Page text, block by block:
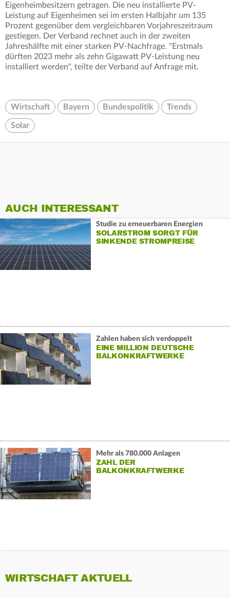
Eigenheimbesitzern getragen. Die neu installierte PV-
Leistung auf Eigenheimen sei im ersten Halbjahr um 135
Prozent gegenüber dem vergleichbaren Vorjahreszeitraum
gestiegen. Der Verband rechnet auch in der zweiten
Jahreshälfte mit einer starken PV-Nachfrage. "Erstmals
dürften 2023 mehr als zehn Gigawatt PV-Leistung neu
installiert werden", teilte der Verband auf Anfrage mit.
Wirtschaft Bayern Bundespolitik Trends
Solar
AUCH INTERESSANT
Studie zu erneuerbaren Energien
SOLARSTROM SORGT FÜR
SINKENDE STROMPREISE
Zahlen haben sich verdoppelt
EINE MILLION DEUTSCHE
BALKONKRAFTWERKE
Mehr als 780.000 Anlagen
ZAHL DER
BALKONKRAFTWERKE
WIRTSCHAFT AKTUELL